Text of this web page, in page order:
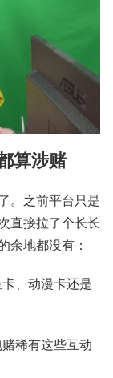
算涉赌
。之前平台只是
直接拉了个长长
余地都没有：
、动漫卡还是
稀有这些互动